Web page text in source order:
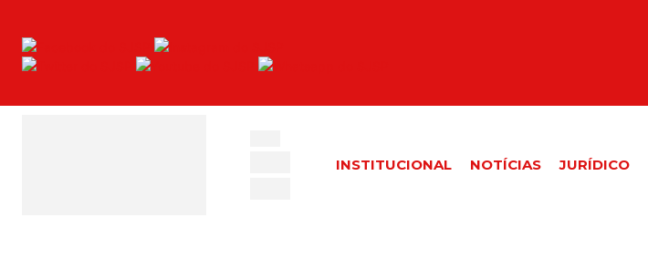
INSTITUCIONAL NOTÍCIAS JURÍDICO